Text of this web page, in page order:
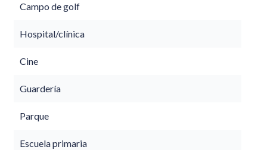
Campo de golf
Hospital/clínica
Cine
Guardería
Parque
Escuela primaria